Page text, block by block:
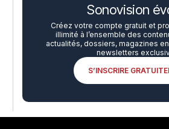
Sonovision
Créez votre compte gratuit et
illimité à l’ensemble des
actualités, dossiers, magazines
newsletters
S’INSCRIRE